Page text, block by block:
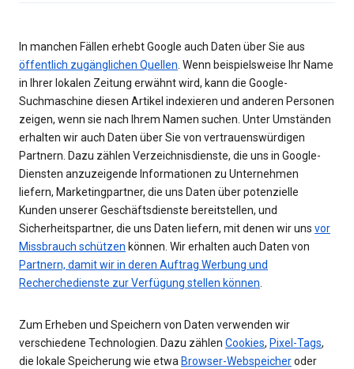
In manchen Fällen erhebt Google auch Daten über Sie aus
öffentlich zugänglichen Quellen. Wenn beispielsweise Ihr Name
in Ihrer lokalen Zeitung erwähnt wird, kann die Google-
Suchmaschine diesen Artikel indexieren und anderen Personen
zeigen, wenn sie nach Ihrem Namen suchen. Unter Umständen
erhalten wir auch Daten über Sie von vertrauenswürdigen
Partnern. Dazu zählen Verzeichnisdienste, die uns in Google-
Diensten anzuzeigende Informationen zu Unternehmen
liefern, Marketingpartner, die uns Daten über potenzielle
Kunden unserer Geschäftsdienste bereitstellen, und
Sicherheitspartner, die uns Daten liefern, mit denen wir uns vor
Missbrauch schützen können. Wir erhalten auch Daten von
Partnern, damit wir in deren Auftrag Werbung und
Recherchedienste zur Verfügung stellen können.
Zum Erheben und Speichern von Daten verwenden wir
verschiedene Technologien. Dazu zählen Cookies, Pixel-Tags,
die lokale Speicherung wie etwa Browser-Webspeicheroder